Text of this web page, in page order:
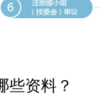
些资料？